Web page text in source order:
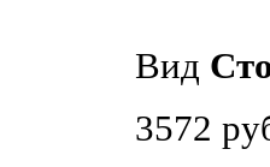
Вид
3572